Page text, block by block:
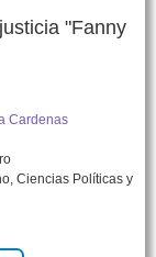
"Fanny
Cardenas
Ciencias Políticas y